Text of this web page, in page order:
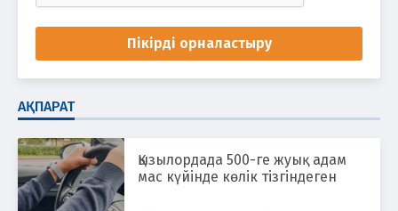
Пікірді орналастыру
АҚПАРАТ
Қызылордада 500-ге жуық адам
мас күйінде көлік тізгіндеген